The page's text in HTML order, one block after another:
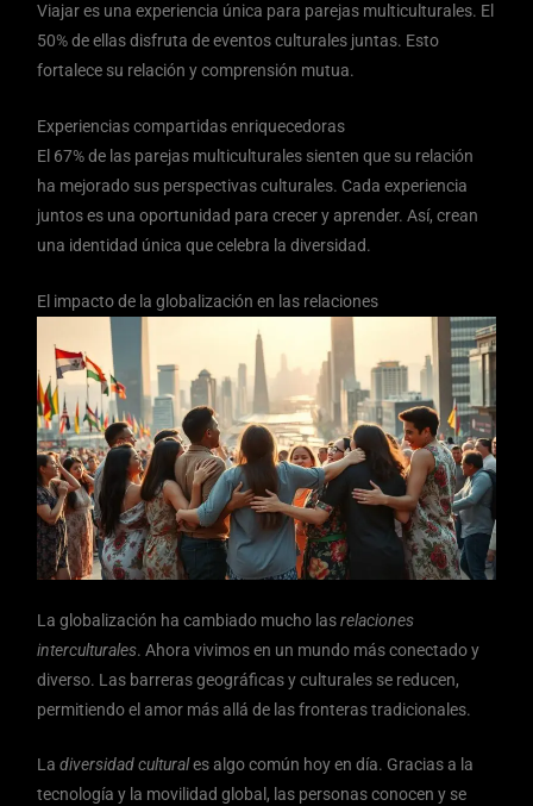
Viajar es una experiencia única para parejas multiculturales. El
50% de ellas disfruta de eventos culturales juntas. Esto
fortalece su relación y comprensión mutua.
Experiencias compartidas enriquecedoras
El 67% de las parejas multiculturales sienten que su relación
ha mejorado sus perspectivas culturales. Cada experiencia
juntos es una oportunidad para crecer y aprender. Así, crean
una identidad única que celebra la diversidad.
El impacto de la globalización en las relaciones
La globalización ha cambiado mucho lasrelaciones
interculturales. Ahora vivimos en un mundo más conectado y
diverso. Las barreras geográficas y culturales se reducen,
permitiendo el amor más allá de las fronteras tradicionales.
Ladiversidad culturales algo común hoy en día. Gracias a la
tecnología y la movilidad global, las personas conocen y se